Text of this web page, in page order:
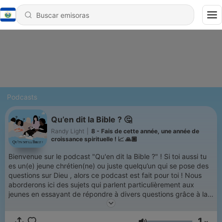
Podcasts
Qu’en dit la Bible ? 🤔
Randy Light
8 - Fais de cette année, une année de
croissance spirituelle ! 📈 🙏🏾
Bienvenue sur le podcast "Qu'en dit la Bible ?" ! Si toi aussi tu
es un(e) jeune chrétien(ne) ou juste quelqu’un qui se pose des
questions sur Dieu , alors ce podcast est fait pour toi ! Nous
aborderons ici des sujets qui parlent particulièrement aux
jeunes en essayant de répondre à divers questions grâce à la